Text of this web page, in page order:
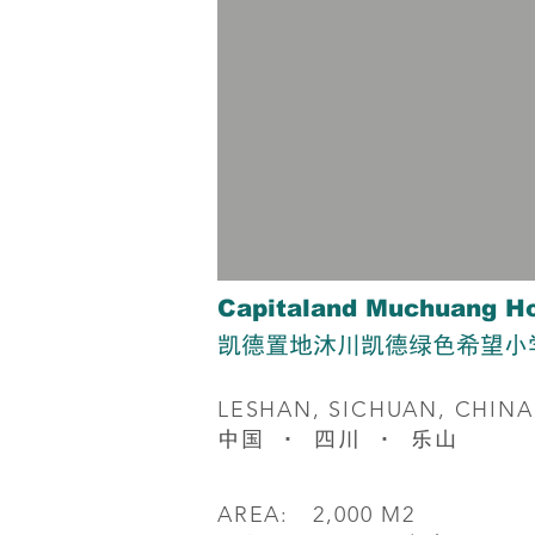
Capitaland Muchuang
凯德置地沐川凯德绿色希望小
LESHAN, SICHUAN, CHINA
​中国 · 四川 · 乐山
AREA: 2,000 M2